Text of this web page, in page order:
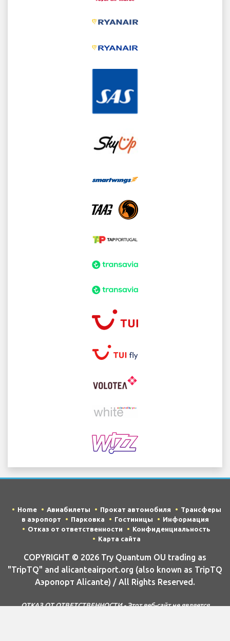
Home Авиабилеты Прокат автомобиля
Трансферы
в аэропорт
Парковка Гостиницы
Информация
Отказ от ответственности
Конфиденциальность
Карта сайта
COPYRIGHT © 2026 Try Quantum OU trading as
"TripTQ" and alicanteairport.org (also known as TripTQ
Аэропорт Alicante) / All Rights Reserved.
ОТКАЗ ОТ ОТВЕТСТВЕННОСТИ - Этот веб-сайт не является